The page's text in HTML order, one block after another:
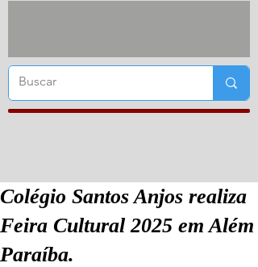
Colégio Santos Anjos realiza
Feira Cultural 2025 em Além
Paraíba.